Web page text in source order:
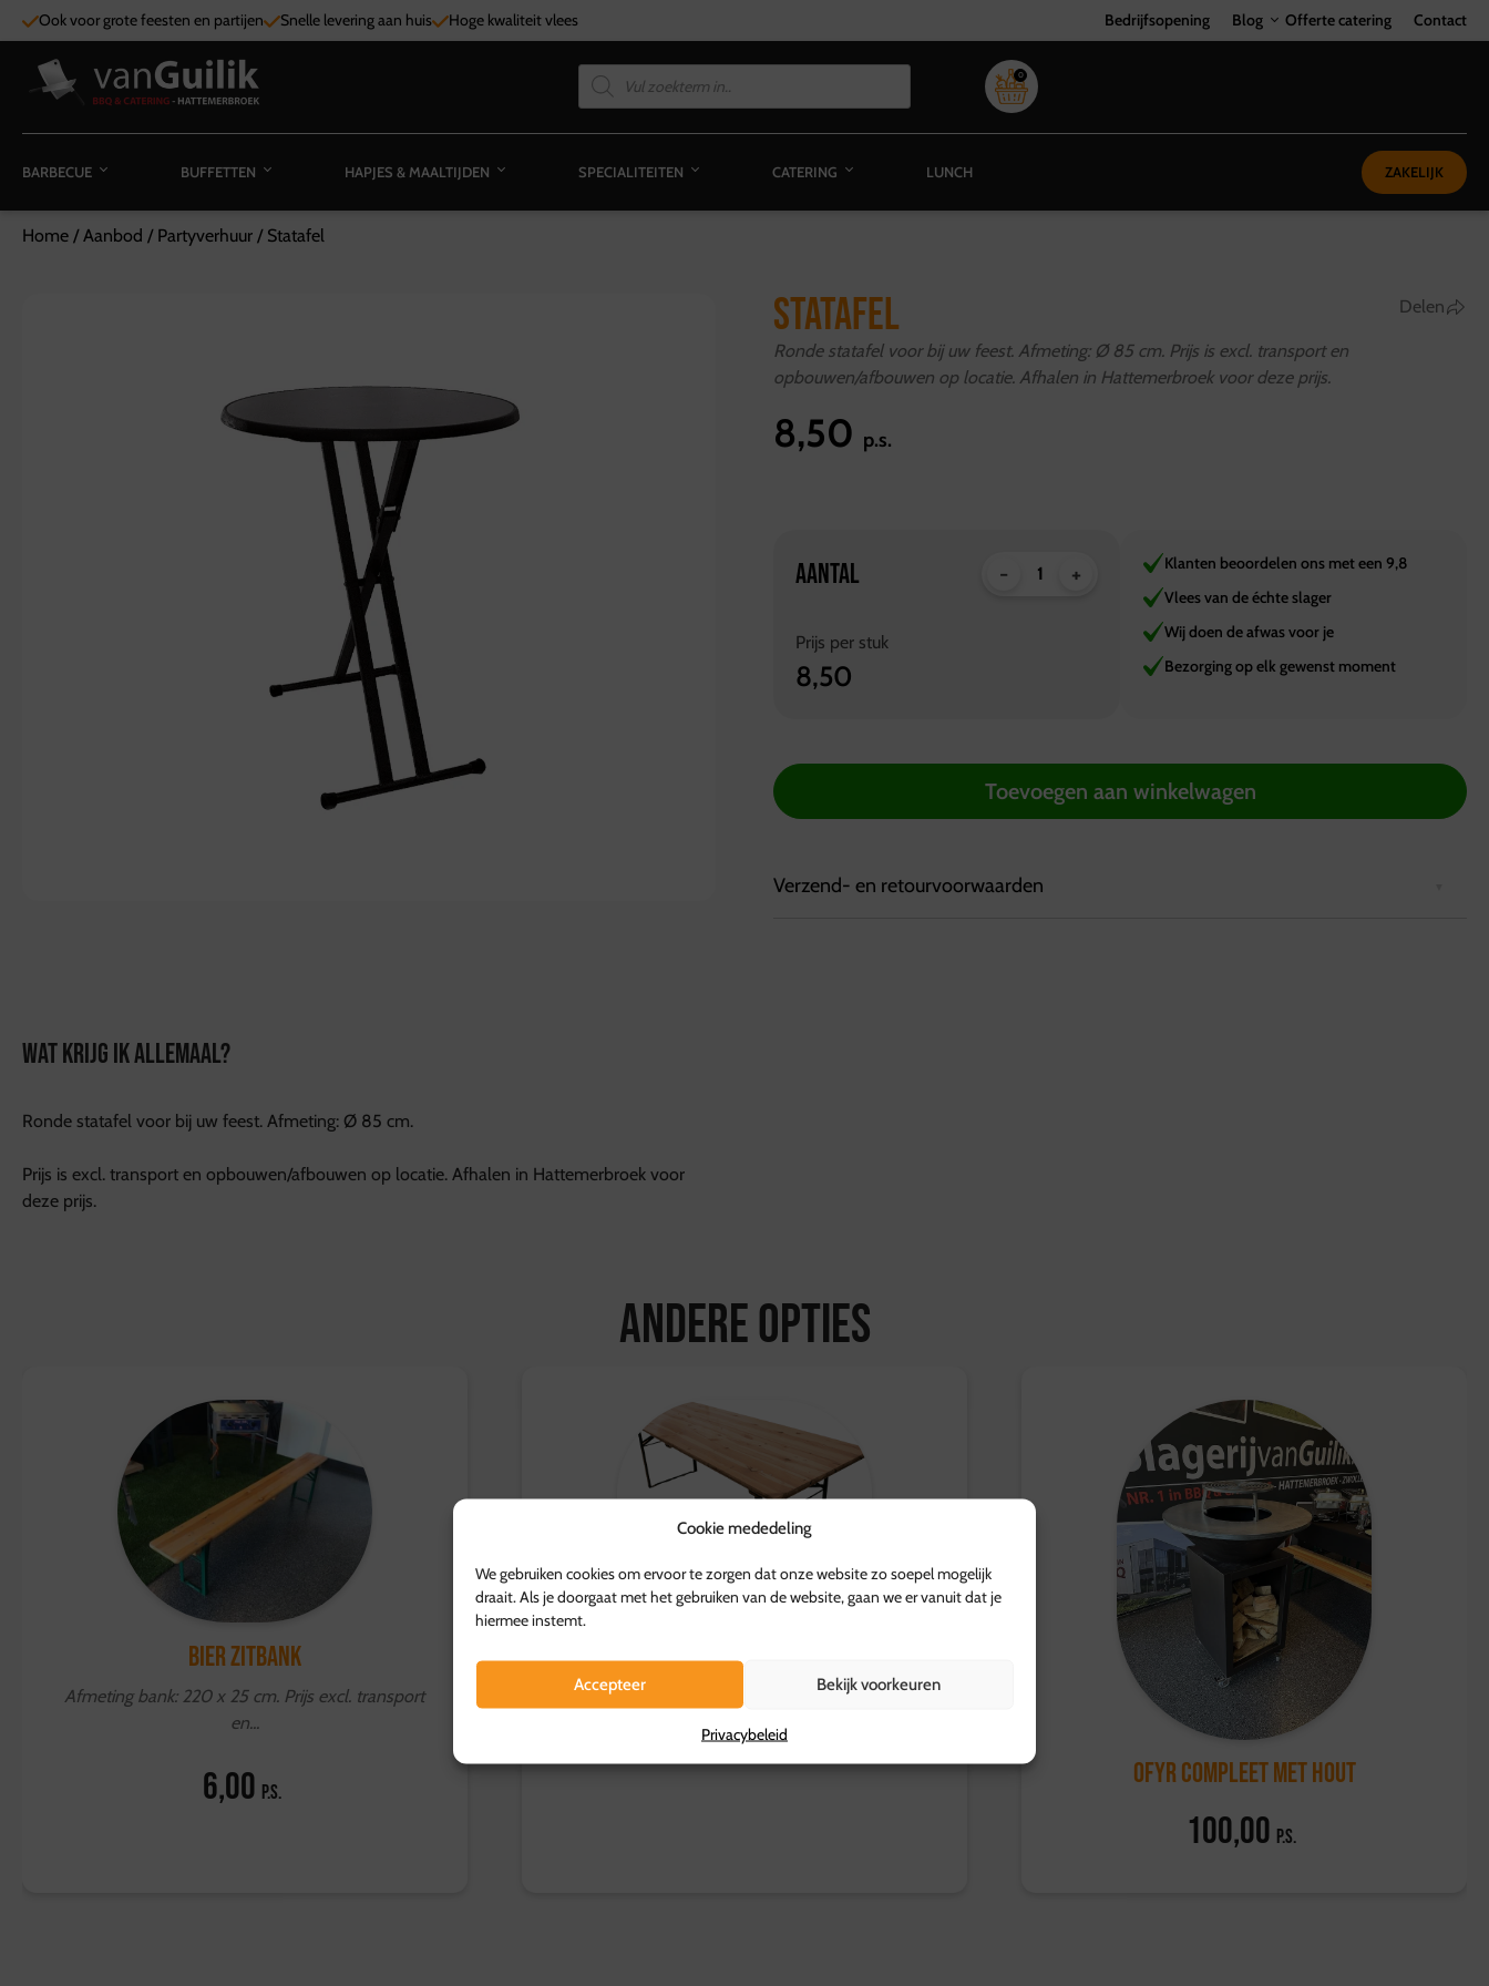
Cookie mededeling
We gebruiken cookies om ervoor te zorgen dat onze website zo soepel mogelijk
draait. Als je doorgaat met het gebruiken van de website, gaan we er vanuit dat je
hiermee instemt.
Accepteer Bekijk voorkeuren
Privacybeleid
Ook voor grote feesten en partijen Snelle levering aan huis Hoge kwaliteit vlees Bedrijfsopening Blog Offerte catering Contact
0
BARBECUE BUFFETTEN HAPJES & MAALTIJDEN SPECIALITEITEN CATERING LUNCH ZAKELIJK
Home /Aanbod / Partyverhuur / Statafel
WAT KRIJG IK ALLEMAAL?
Ronde statafel voor bij uw feest. Afmeting: Ø 85 cm.
Prijs is excl. transport en opbouwen/afbouwen op locatie. Afhalen in Hattemerbroek voor
deze prijs.
STATAFEL Delen
Ronde statafel voor bij uw feest. Afmeting: Ø 85 cm. Prijs is excl. transport en
opbouwen/afbouwen op locatie. Afhalen in Hattemerbroek voor deze prijs.
8,50 p.s.
AANTAL - +
Prijs per stuk
8,50
Klanten beoordelen ons met een 9,8
Vlees van de échte slager
Wij doen de afwas voor je
Bezorging op elk gewenst moment
Toevoegen aan winkelwagen
Verzend- en retourvoorwaarden
Andere opties
Bier zitbank
Afmeting bank: 220 x 25 cm. Prijs excl. transport
en...
6,00 p.s.
13,00
OFYR compleet met hout
100,00 p.s.